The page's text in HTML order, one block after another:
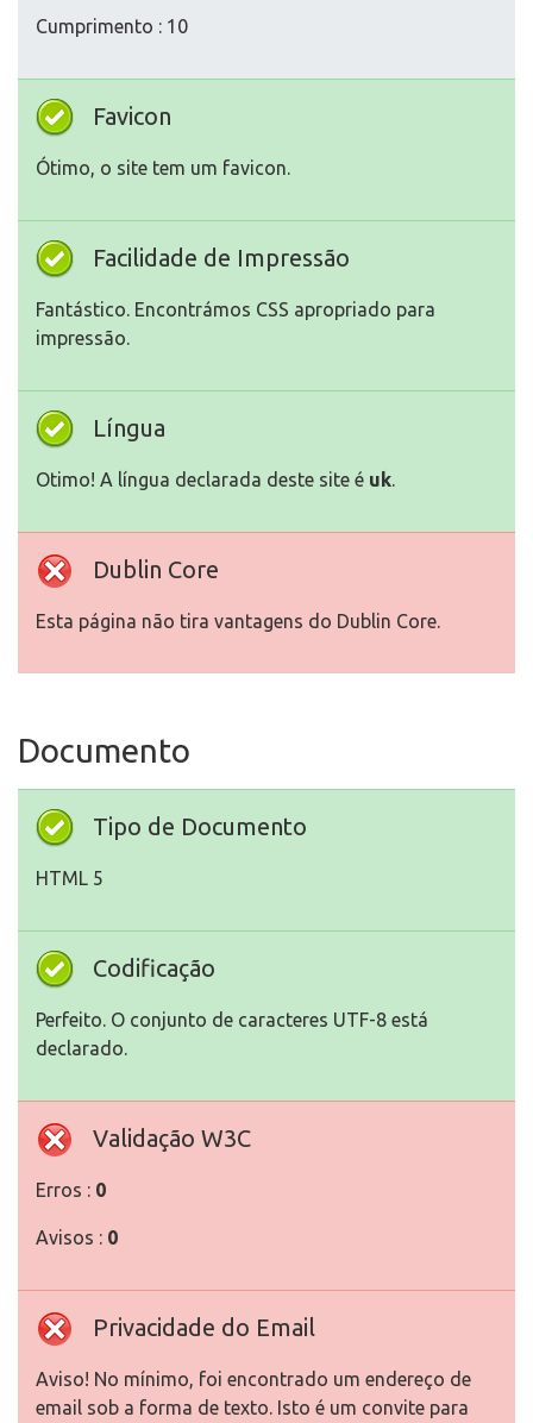
Cumprimento : 10
Favicon
Ótimo, o site tem um favicon.
Facilidade de Impressão
Fantástico. Encontrámos CSS apropriado para
impressão.
Língua
Otimo! A língua declarada deste site é uk.
Dublin Core
Esta página não tira vantagens do Dublin Core.
Documento
Tipo de Documento
HTML 5
Codificação
Perfeito. O conjunto de caracteres UTF-8 está
declarado.
Validação W3C
Erros : 0
Avisos : 0
Privacidade do Email
Aviso! No mínimo, foi encontrado um endereço de
email sob a forma de texto. Isto é um convite para